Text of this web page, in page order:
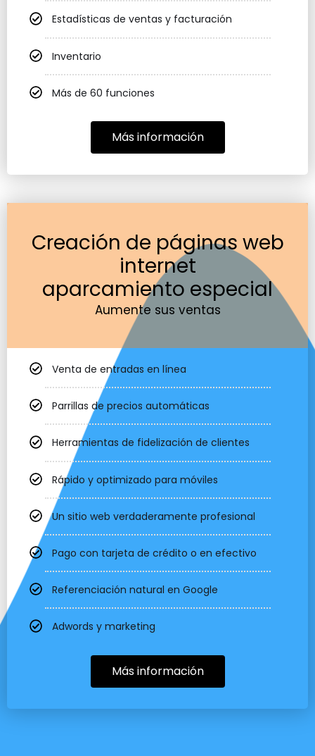
Estadísticas de ventas y facturación
Inventario
Más de 60 funciones
Más información
Creación de páginas web
internet
aparcamiento especial
Aumente sus ventas
Venta de entradas en línea
Parrillas de precios automáticas
Herramientas de fidelización de clientes
Rápido y optimizado para móviles
Un sitio web verdaderamente profesional
Pago con tarjeta de crédito o en efectivo
Referenciación natural en Google
Adwords y marketing
Más información